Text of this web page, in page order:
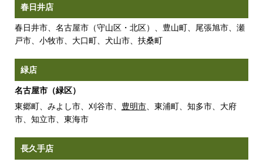
春日井店
春日井市、名古屋市（守山区・北区）、豊山町、尾張旭市、瀬
戸市、小牧市、大口町、犬山市、扶桑町
緑店
名古屋市（緑区）
東郷町、みよし市、刈谷市、 豊明市、東浦町、知多市、大府
市、知立市、東海市
長久手店